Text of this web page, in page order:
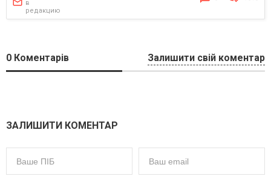
в
редакцию
0 Коментарів Залишити свій коментар
ЗАЛИШИТИ КОМЕНТАР